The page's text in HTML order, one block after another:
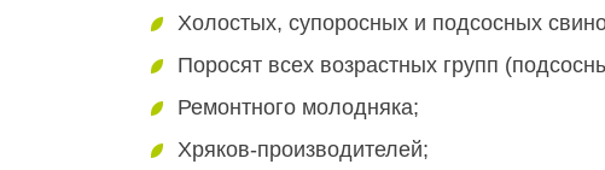
Холостых, супоросных и подсосных
Поросят всех возрастных групп
Ремонтного молодняка;
Хряков-производителей;